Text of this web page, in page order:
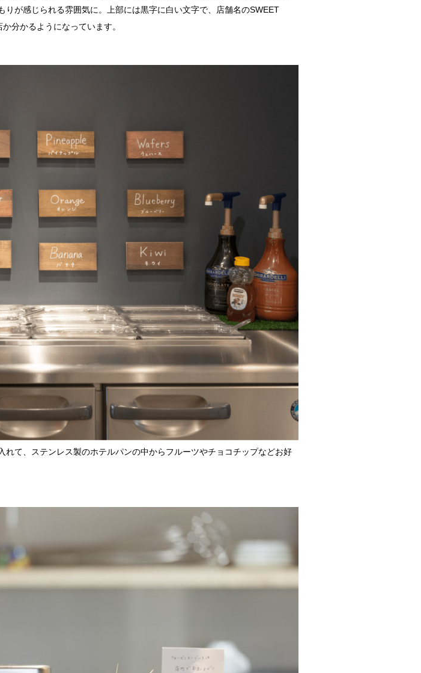
が感じられる雰囲気に。上部には黒字に白い文字で、店舗名のSWEET
分かるようになっています。
て、ステンレス製のホテルパンの中からフルーツやチョコチップなどお好